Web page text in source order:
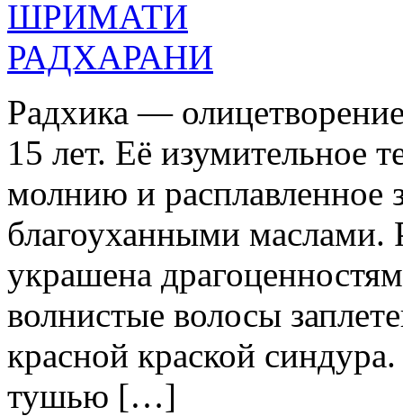
Радхика —
15 лет. Её изумительное
молнию и расплавленное
благоуханными маслами.
украшена
волнистые волосы
красной краской
тушью […]